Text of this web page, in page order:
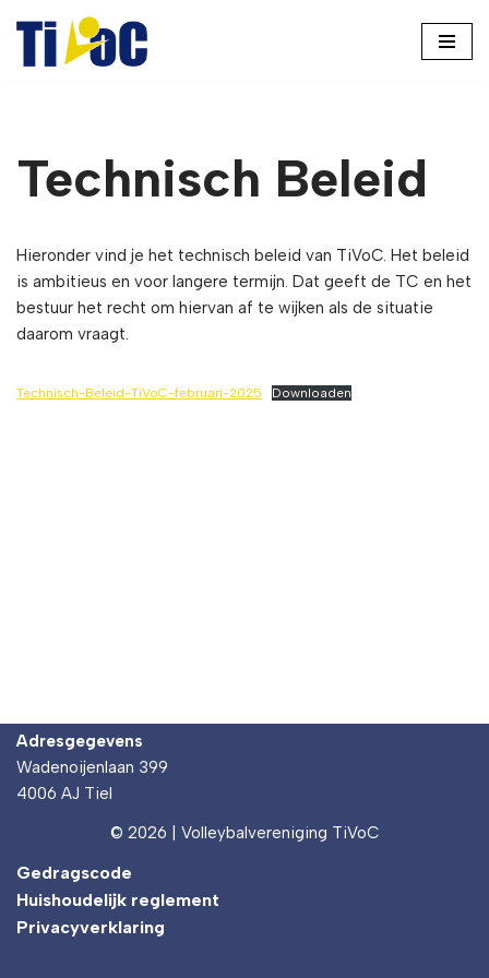
Technisch Beleid
Hieronder vind je het technisch beleid van TiVoC. Het beleid
is ambitieus en voor langere termijn. Dat geeft de TC en het
bestuur het recht om hiervan af te wijken als de situatie
daarom vraagt.
Technisch-Beleid-TiVoC-februari-2025 Downloaden
Adresgegevens
Wadenoijenlaan 399
4006 AJ Tiel
© 2026 | Volleybalvereniging TiVoC
Gedragscode
Huishoudelijk reglement
Privacyverklaring